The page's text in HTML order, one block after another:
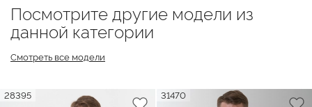
Посмотрите другие модели из
данной категории
Смотреть все модели
28395 31470